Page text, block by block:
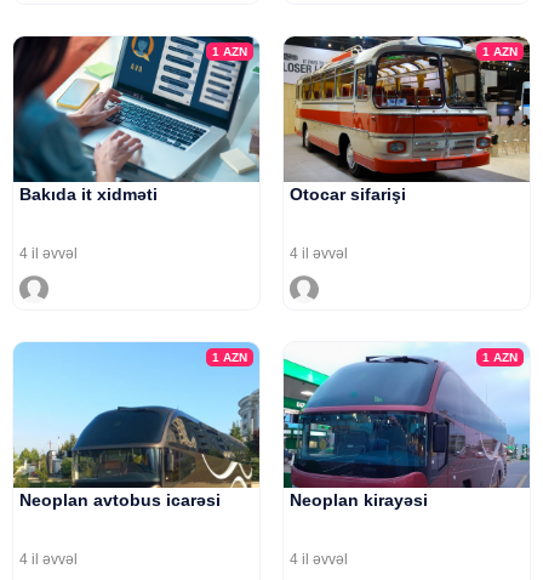
1AZN
Bakıda it xidməti
4 il əvvəl
1 AZN
Otocar sifarişi
4 il əvvəl
1AZN
Neoplan avtobus icarəsi
4 il əvvəl
1 AZN
Neoplan kirayəsi
4 il əvvəl